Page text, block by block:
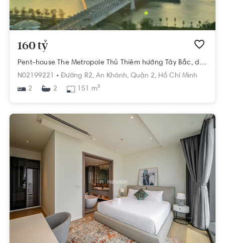
160 tỷ
Pent-house The Metropole Thủ Thiêm hướng Tây Bắc, diện tích 151m²
N02199221 • Đường R2, An Khánh, Quận 2, Hồ Chí Minh
2
2 151 m²